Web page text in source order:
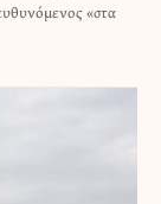
«στα